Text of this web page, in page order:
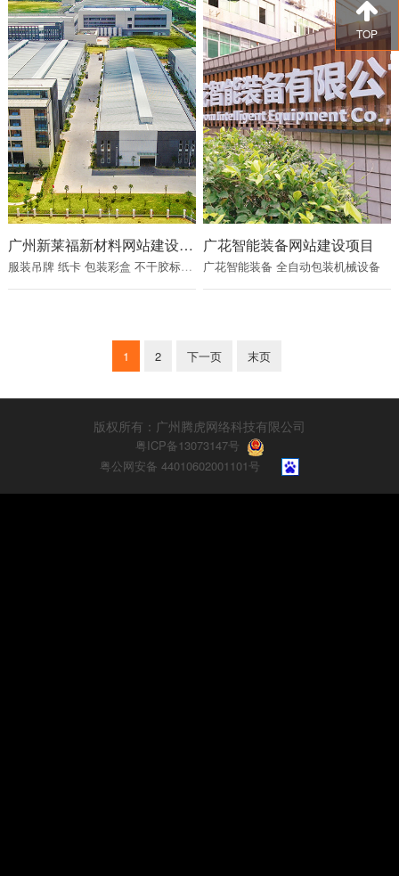
TOP
广州新莱福新材料网站建设项目
服装吊牌 纸卡 包装彩盒 不干胶标签 产品说明书
广花智能装备网站建设项目
广花智能装备 全自动包装机械设备
1 2 下一页 末页
版权所有：广州腾虎网络科技有限公司
粤ICP备13073147号
粤公网安备 44010602001101号